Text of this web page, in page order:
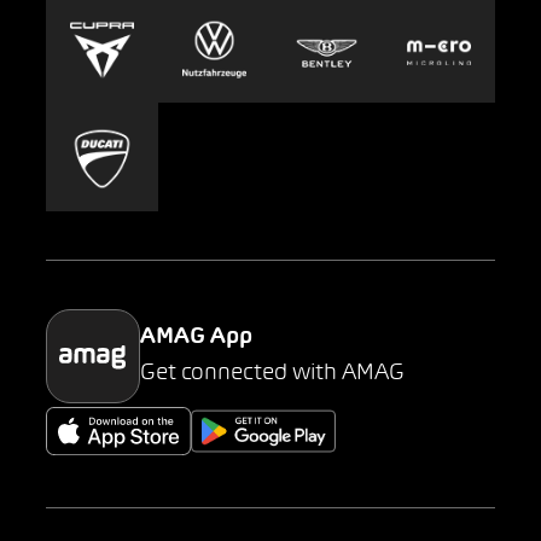
Europcar
Carsharing
Mobility-as-a-Service
Parking
Presse
AMAG App
Get connected with AMAG